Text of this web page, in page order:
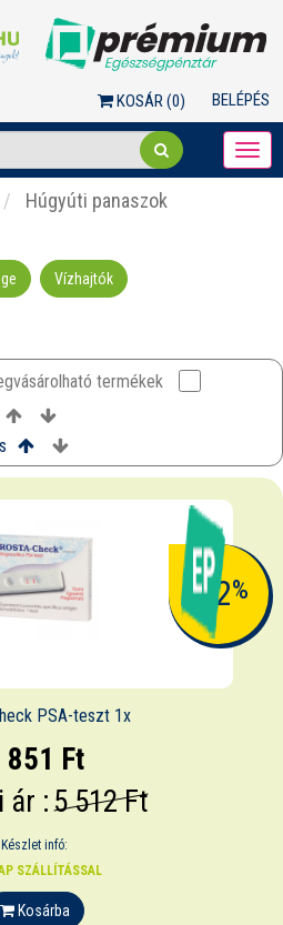
KOSÁR (0) BELÉPÉS
Húgyúti panaszok
Vízhajtók
termékek
-12%
PSA-teszt 1x
851 Ft
ár :5 512 Ft
Készlet infó:
SZÁLLÍTÁSSAL
Kosárba